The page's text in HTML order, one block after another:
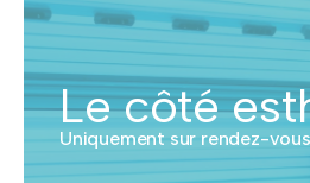
Le côté
Uniquement sur rendez-vous